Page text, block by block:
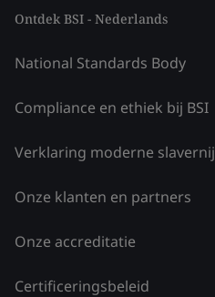
Ontdek BSI - Nederlands
National Standards Body
Compliance en ethiek bij BSI
Verklaring moderne slavernij
Onze klanten en partners
Onze accreditatie
Certificeringsbeleid